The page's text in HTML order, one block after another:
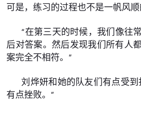
可是，练习的过程也不是一帆风顺
“在第三天的时候，我们像往
后对答案。然后发现我们所有人
案完全不相符。”
刘烨妍和她的队友们有点受
有点挫败。”